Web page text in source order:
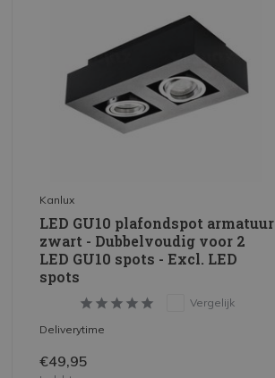
Kanlux
LED GU10 plafondspot armatuur
zwart - Dubbelvoudig voor 2
LED GU10 spots - Excl. LED
spots
Vergelijk
Deliverytime
€49,95